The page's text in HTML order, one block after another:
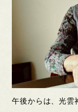
午後からは、光雲